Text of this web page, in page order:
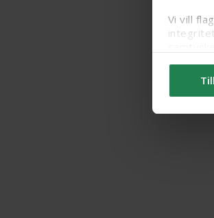
Vi vill
Du kan
här